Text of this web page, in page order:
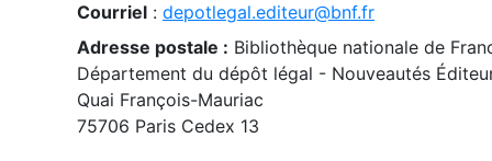
Courriel : depotlegal.editeur@bnf.fr
Adresse postale : Bibliothèque nationale de
Département du dépôt légal - Nouveautés
Quai François-Mauriac
75706 Paris Cedex 13